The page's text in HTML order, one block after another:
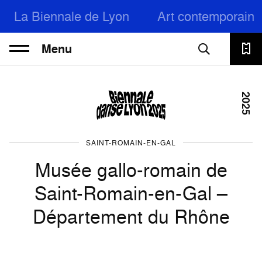
La Biennale de Lyon Art contemporain
Menu
SAINT-ROMAIN-EN-GAL
Musée gallo-romain de
Saint-Romain-en-Gal –
Département du Rhône
2025